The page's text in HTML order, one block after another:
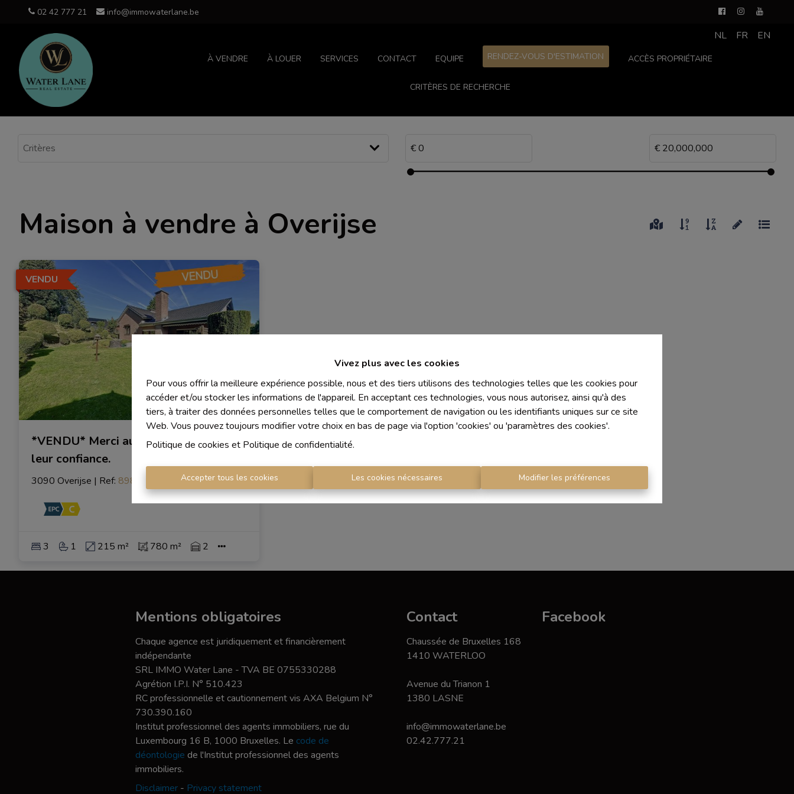
Vivez plus avec les cookies
Pour vous offrir la meilleure expérience possible, nous et des tiers utilisons des technologies telles que les cookies pour
accéder et/ou stocker les informations de l'appareil. En acceptant ces technologies, vous nous autorisez, ainsi qu'à des
tiers, à traiter des données personnelles telles que le comportement de navigation ou les identifiants uniques sur ce site
Web. Vous pouvez toujours modifier votre choix en bas de page via l'option 'cookies' ou 'paramètres des cookies'.
Politique de cookies et Politique de confidentialité.
Accepter tous les cookies Les cookies nécessaires Modifier les préférences
02 42 777 21 info@immowaterlane.be
À VENDRE À LOUER SERVICES CONTACT EQUIPE RENDEZ-VOUS D'ESTIMATION ACCÈS PROPRIÉTAIRE
CRITÈRES DE RECHERCHE
NL FR EN
Maison à vendre à Overijse
VENDU
*VENDU* Merci aux propriétaires pour
leur confiance.
3090 Overijse | Ref: 898
3 1 215 m² 780 m² 2
Mentions obligatoires
Chaque agence est juridiquement et financièrement
indépendante
SRL IMMO Water Lane - TVA BE 0755330288
Agrétion I.P.I. N° 510.423
RC professionnelle et cautionnement vis AXA Belgium N°
730.390.160
Institut professionnel des agents immobiliers, rue du
Luxembourg 16 B, 1000 Bruxelles. Le code de
déontologie de l'Institut professionnel des agents
immobiliers.
Disclaimer - Privacy statement
Contact
Chaussée de Bruxelles 168
1410 WATERLOO
Avenue du Trianon 1
1380 LASNE
info@immowaterlane.be
02.42.777.21
Facebook